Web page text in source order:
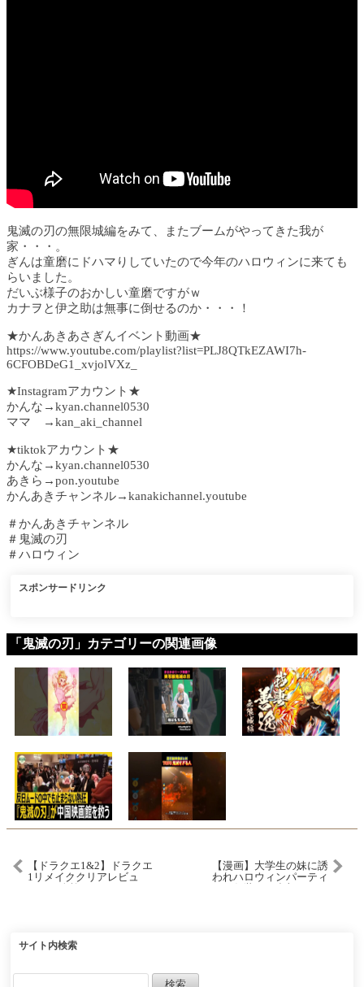
鬼滅の刃の無限城編をみて、またブームがやってきた我が
家・・・。
ぎんは童磨にドハマりしていたので今年のハロウィンに来ても
らいました。
だいぶ様子のおかしい童磨ですがｗ
カナヲと伊之助は無事に倒せるのか・・・！
★かんあきあさぎんイベント動画★
https://www.youtube.com/playlist?list=PLJ8QTkEZAWI7h-
6CFOBDeG1_xvjolVXz_
★Instagramアカウント★
かんな→kyan.channel0530
ママ →kan_aki_channel
★tiktokアカウント★
かんな→kyan.channel0530
あきら→pon.youtube
かんあきチャンネル→kanakichannel.youtube
＃かんあきチャンネル
＃鬼滅の刃
＃ハロウィン
スポンサードリンク
「鬼滅の刃」カテゴリーの関連画像
【ドラクエ1&2】ドラクエ
1リメイククリアレビュ
【漫画】大学生の妹に誘
われハロウィンパーティ
サイト内検索